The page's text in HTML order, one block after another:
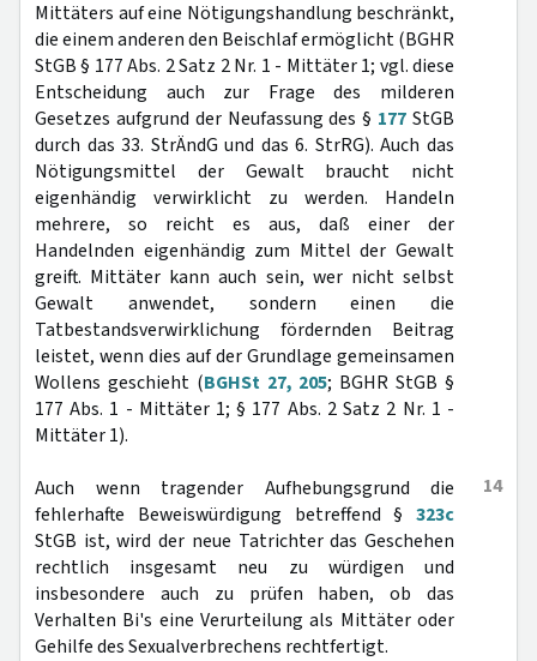
Mittäters auf eine Nötigungshandlung beschränkt,
die einem anderen den Beischlaf ermöglicht (BGHR
StGB § 177 Abs. 2 Satz 2 Nr. 1 - Mittäter 1; vgl. diese
Entscheidung auch zur Frage des milderen
Gesetzes aufgrund der Neufassung des § 177 StGB
durch das 33. StrÄndG und das 6. StrRG). Auch das
Nötigungsmittel der Gewalt braucht nicht
eigenhändig verwirklicht zu werden. Handeln
mehrere, so reicht es aus, daß einer der
Handelnden eigenhändig zum Mittel der Gewalt
greift. Mittäter kann auch sein, wer nicht selbst
Gewalt anwendet, sondern einen die
Tatbestandsverwirklichung fördernden Beitrag
leistet, wenn dies auf der Grundlage gemeinsamen
Wollens geschieht (BGHSt 27, 205; BGHR StGB §
177 Abs. 1 - Mittäter 1; § 177 Abs. 2 Satz 2 Nr. 1 -
Mittäter 1).
14
Auch wenn tragender Aufhebungsgrund die
fehlerhafte Beweiswürdigung betreffend § 323c
StGB ist, wird der neue Tatrichter das Geschehen
rechtlich insgesamt neu zu würdigen und
insbesondere auch zu prüfen haben, ob das
Verhalten Bi's eine Verurteilung als Mittäter oder
Gehilfe des Sexualverbrechens rechtfertigt.